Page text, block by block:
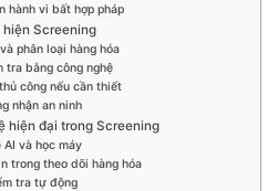
hành vi bất hợp pháp
Screening
phân loại hàng hóa
tra bằng công nghệ
công nếu cần thiết
nhận an ninh
hiện đại trong Screening
AI và học máy
trong theo dõi hàng hóa
tra tự động